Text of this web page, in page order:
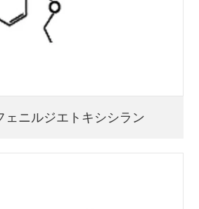
ェニルジエトキシシラン